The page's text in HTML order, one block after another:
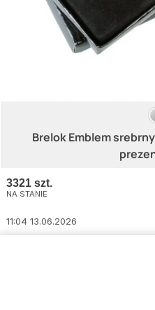
Brelok Emblem
3321 szt.
NA STANIE
11:04 13.06.2026